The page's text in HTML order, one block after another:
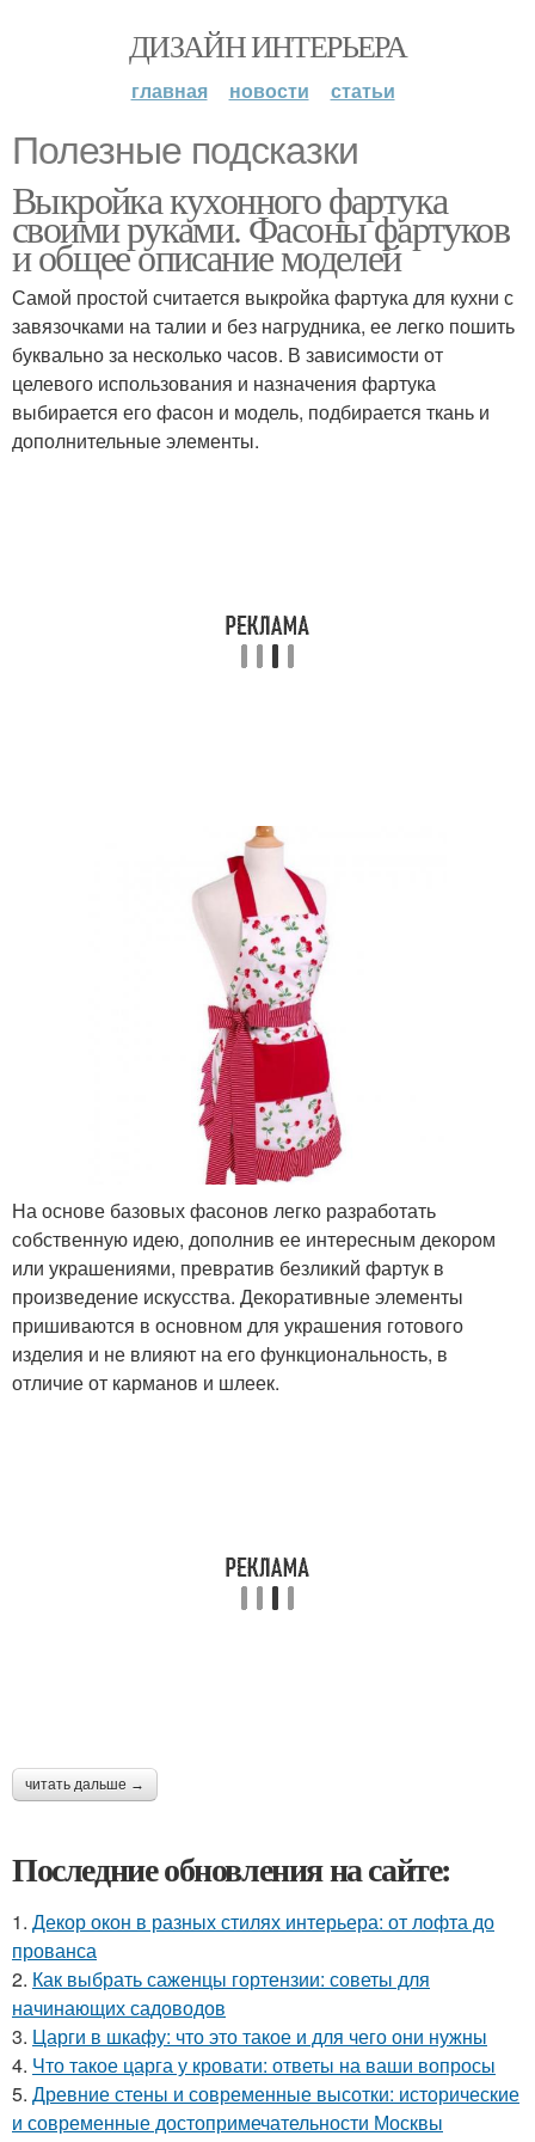
ДИЗАЙН ИНТЕРЬЕРА
главная новости статьи
Полезные подсказки
Выкройка кухонного фартука
своими руками. Фасоны фартуков
и общее описание моделей
Самой простой считается выкройка фартука для кухни с
завязочками на талии и без нагрудника, ее легко пошить
буквально за несколько часов. В зависимости от
целевого использования и назначения фартука
выбирается его фасон и модель, подбирается ткань и
дополнительные элементы.
На основе базовых фасонов легко разработать
собственную идею, дополнив ее интересным декором
или украшениями, превратив безликий фартук в
произведение искусства. Декоративные элементы
пришиваются в основном для украшения готового
изделия и не влияют на его функциональность, в
отличие от карманов и шлеек.
читать дальше →
Последние обновления на сайте:
1. Декор окон в разных стилях интерьера: от лофта до
прованса
2. Как выбрать саженцы гортензии: советы для
начинающих садоводов
3. Царги в шкафу: что это такое и для чего они нужны
4. Что такое царга у кровати: ответы на ваши вопросы
5. Древние стены и современные высотки: исторические
и современные достопримечательности Москвы